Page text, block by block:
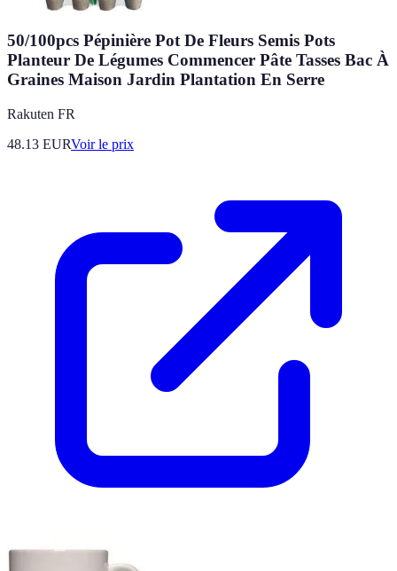
50/100pcs Pépinière Pot De Fleurs Semis Pots
Planteur De Légumes Commencer Pâte Tasses Bac À
Graines Maison Jardin Plantation En Serre
Rakuten FR
48.13 EURVoir le prix